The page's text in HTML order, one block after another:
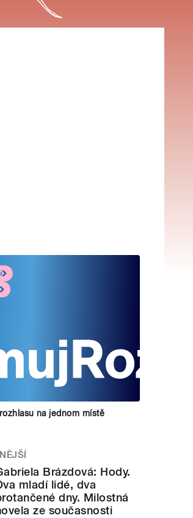
na jednom místě
Brázdová: Hody.
mladí lidé, dva
dny. Milostná
ze současnosti